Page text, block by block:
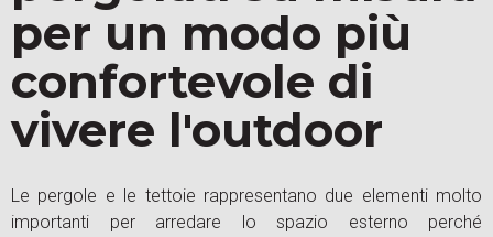
per un modo più
confortevole di
vivere l'outdoor
Le pergole e le tettoie rappresentano due elementi molto
importanti per arredare lo spazio esterno perché